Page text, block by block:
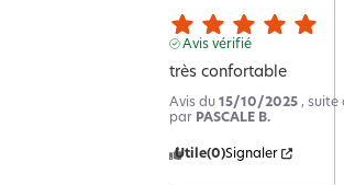
Avis vérifié
très confortable
Avis du 15/10/2025 , suite
par PASCALE B.
Utile(0)Signaler